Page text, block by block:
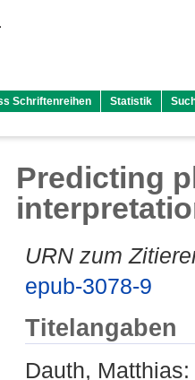
Schriftenreihen Statistik
Predicting
URN zum
epub-3078-9
Titelangaben
Dauth, Matthias: